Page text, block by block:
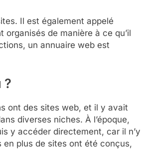
Il est également appelé
de manière à ce qu’il
un annuaire web est
?
ont des sites web, et il y avait
diverses niches. À l’époque,
y accéder directement, car il n’y
en plus de sites ont été conçus,